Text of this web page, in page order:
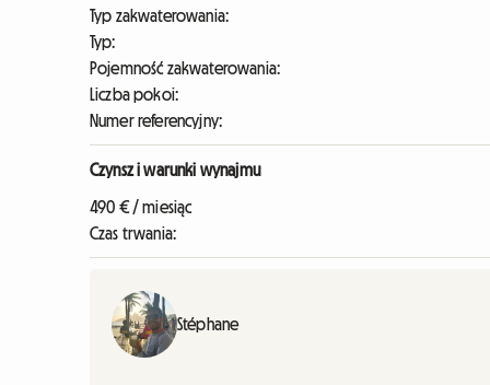
Typ zakwaterowania:
Typ:
Pojemność zakwaterowania:
Liczba pokoi:
Numer referencyjny:
Czynsz i warunki wynajmu
490 € / miesiąc
Czas trwania:
Stéphane